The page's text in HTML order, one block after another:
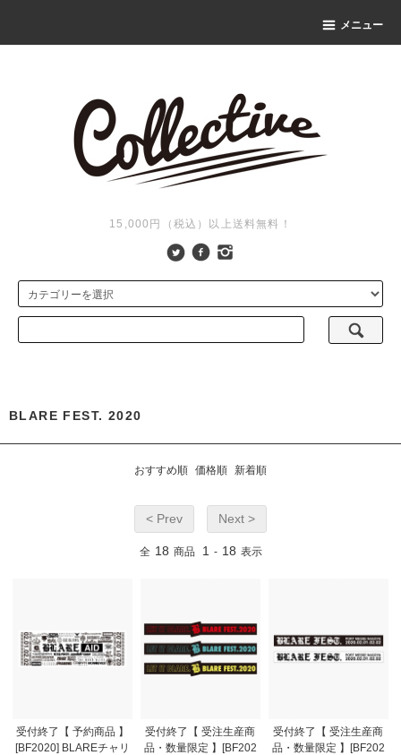
メニュー
15,000円（税込）以上送料無料！
BLARE FEST. 2020
おすすめ順 価格順 新着順
< Prev Next >
全 18 商品 1 - 18 表示
受付終了【 予約商品 】
[BF2020] BLAREチャリ
受付終了【 受注生産商
品・数量限定 】[BF202
受付終了【 受注生産商
品・数量限定 】[BF202